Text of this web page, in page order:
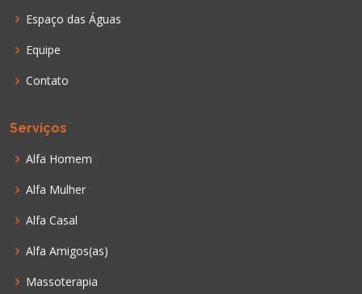
Espaço das Águas
Equipe
Contato
Serviços
Alfa Homem
Alfa Mulher
Alfa Casal
Alfa Amigos(as)
Massoterapia